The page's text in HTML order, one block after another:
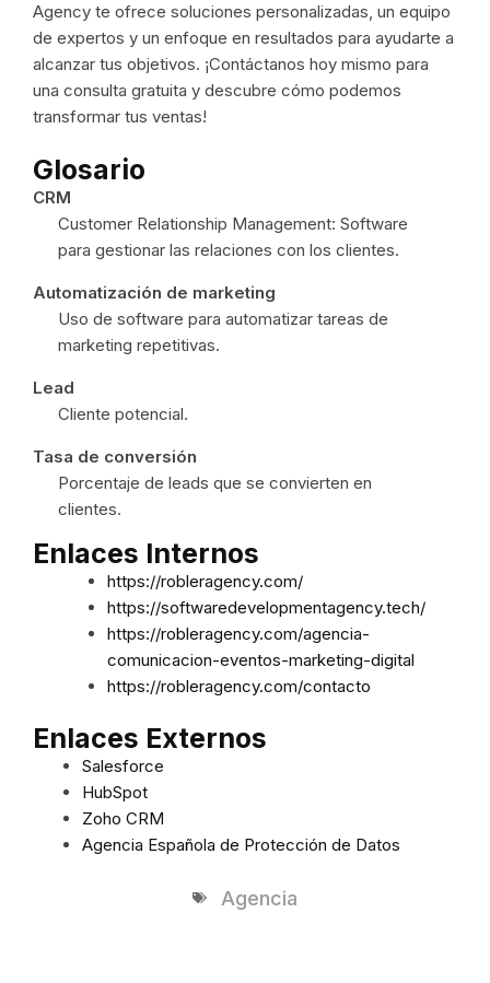
Agency te ofrece soluciones personalizadas, un equipo
de expertos y un enfoque en resultados para ayudarte a
alcanzar tus objetivos. ¡Contáctanos hoy mismo para
una consulta gratuita y descubre cómo podemos
transformar tus ventas!
Glosario
CRM
Customer Relationship Management: Software
para gestionar las relaciones con los clientes.
Automatización de marketing
Uso de software para automatizar tareas de
marketing repetitivas.
Lead
Cliente potencial.
Tasa de conversión
Porcentaje de leads que se convierten en
clientes.
Enlaces Internos
https://robleragency.com/
https://softwaredevelopmentagency.tech/
https://robleragency.com/agencia-
comunicacion-eventos-marketing-digital
https://robleragency.com/contacto
Enlaces Externos
Salesforce
HubSpot
Zoho CRM
Agencia Española de Protección de Datos
Agencia